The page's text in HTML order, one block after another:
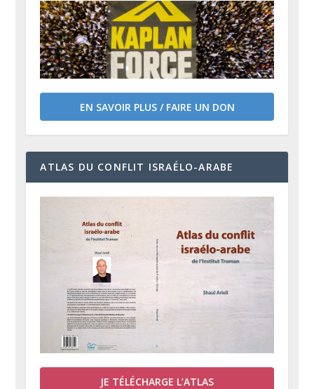
EN SAVOIR PLUS / FAIRE UN DON
ATLAS DU CONFLIT ISRAÉLO-ARABE
JE TÉLÉCHARGE L’ATLAS